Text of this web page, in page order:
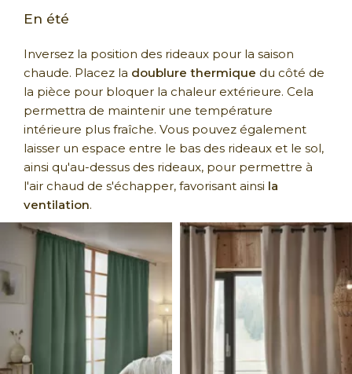
En été
Inversez la position des rideaux pour la saison
chaude. Placez la doublure thermique du côté de
la pièce pour bloquer la chaleur extérieure. Cela
permettra de maintenir une température
intérieure plus fraîche. Vous pouvez également
laisser un espace entre le bas des rideaux et le sol,
ainsi qu'au-dessus des rideaux, pour permettre à
l'air chaud de s'échapper, favorisant ainsi la
ventilation.